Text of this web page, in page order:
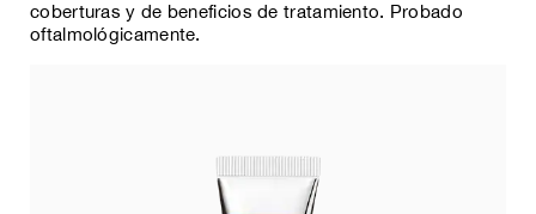
coberturas y de beneficios de tratamiento. Probado
oftalmológicamente.